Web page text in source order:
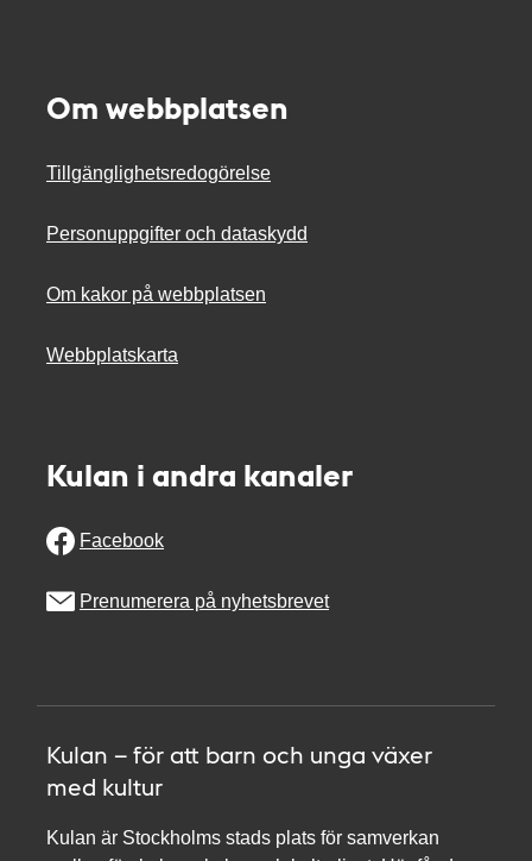
Om webbplatsen
Tillgänglighetsredogörelse
Personuppgifter och dataskydd
Om kakor på webbplatsen
Webbplatskarta
Kulan i andra kanaler
Facebook
Prenumerera på nyhetsbrevet
Kulan – för att barn och unga växer
med kultur
Kulan är Stockholms stads plats för samverkan